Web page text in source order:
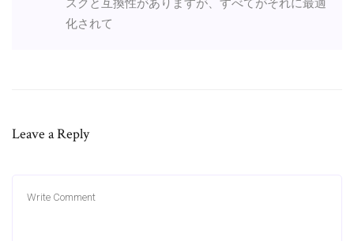
スクと互換性がありますが、すべてがそれに最適
化されて
Leave a Reply